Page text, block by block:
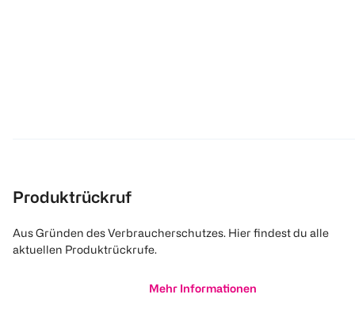
Produktrückruf
Aus Gründen des Verbraucherschutzes. Hier findest du alle
aktuellen Produktrückrufe.
Mehr Informationen